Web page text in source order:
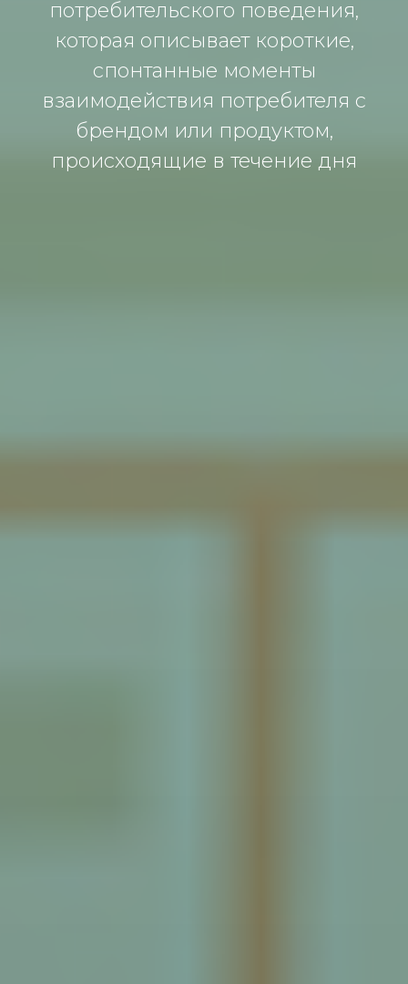
потребительского поведения,
которая описывает короткие,
спонтанные моменты
взаимодействия потребителя с
брендом или продуктом,
происходящие в течение дня